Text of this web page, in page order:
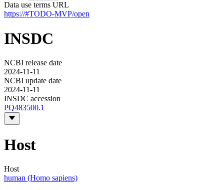
Data use terms URL
https://#TODO-MVP/open
INSDC
NCBI release date
2024-11-11
NCBI update date
2024-11-11
INSDC accession
PQ483500.1
Host
Host
human (Homo sapiens)